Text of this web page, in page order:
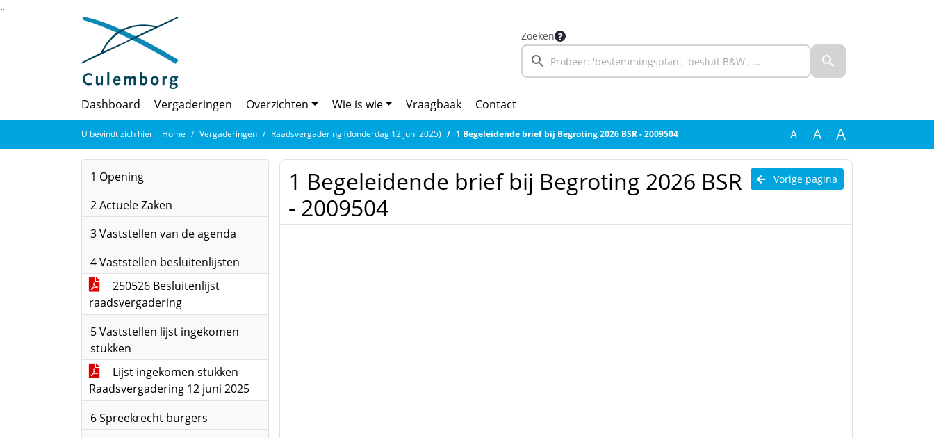
Ga naar de inhoud van deze pagina
Ga naar het zoeken
Ga naar het menu
Zoeken
Dashboard Vergaderingen Overzichten Wie is wie Vraagbaak Contact
U bevindt zich hier: Home Vergaderingen Raadsvergadering (donderdag 12 juni 2025) 1 Begeleidende brief bij Begroting 2026 BSR - 2009504 A A A
1 Opening
2 Actuele Zaken
3 Vaststellen van de agenda
4 Vaststellen besluitenlijsten
250526 Besluitenlijst
raadsvergadering
5 Vaststellen lijst ingekomen
stukken
Lijst ingekomen stukken
Raadsvergadering 12 juni 2025
6 Spreekrecht burgers
Vorige pagina
1 Begeleidende brief bij Begroting 2026 BSR
- 2009504